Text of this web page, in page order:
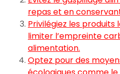
repas et en
Privilégiez les produits
limiter l’empreinte
alimentation.
Optez pour des